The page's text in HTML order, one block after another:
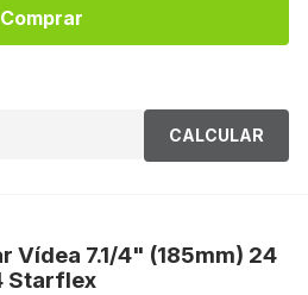
Comprar
CALCULAR
Vídea 7.1/4" (185mm) 24
Starflex